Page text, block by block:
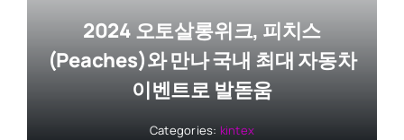
2024 오토살롱위크, 피치스
(Peaches)와 만나 국내 최대 자동차
이벤트로 발돋움
Categories: kintex